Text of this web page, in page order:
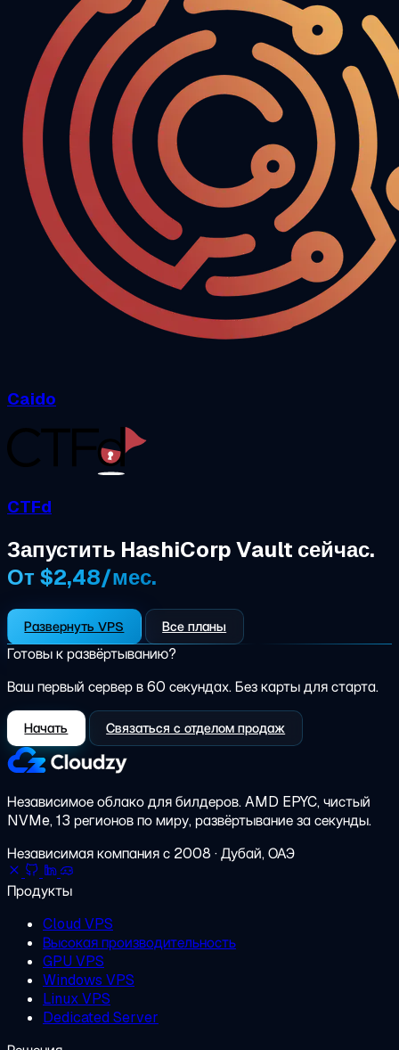
Caido
CTFd
Запустить HashiCorp Vault сейчас.
От $2,48/мес.
Развернуть VPS Все планы
Готовы к развёртыванию?
Ваш первый сервер в 60 секундах. Без карты для старта.
Начать Связаться с отделом продаж
Независимое облако для билдеров.AMD EPYC, чистый
NVMe, 13 регионов по миру, развёртывание за секунды.
Независимая компания с 2008 · Дубай, ОАЭ
Продукты
Cloud VPS
Высокая производительность
GPU VPS
Windows VPS
Linux VPS
Dedicated Server